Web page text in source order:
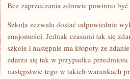
MATEMATYKA
Bez zaprzeczania zdrowie powinno
Szkoła zezwala dostać odpowiednie
znajomości. Jednak czasami tak się
szkole i następnie ma kłopoty ze
zdarza się tak w przypadku
następstwie tego w takich warunkach